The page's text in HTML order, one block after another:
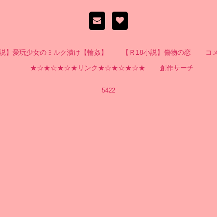
】愛玩少女のミルク漬け【輪姦】 【Ｒ18小説】傷物の恋
コ
★☆★☆★☆★リンク★☆★☆★☆★
創作サーチ
5422